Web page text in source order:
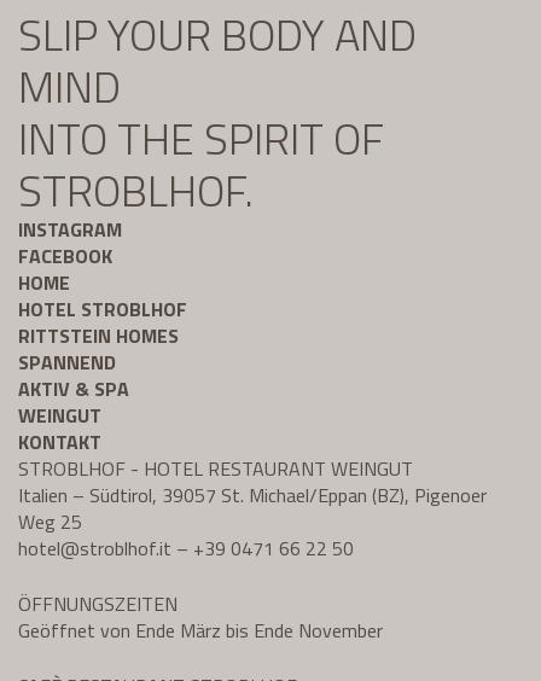
SLIP YOUR BODY AND
MIND
INTO THE SPIRIT OF
STROBLHOF.
INSTAGRAM
FACEBOOK
HOME
HOTEL STROBLHOF
RITTSTEIN HOMES
SPANNEND
AKTIV & SPA
WEINGUT
KONTAKT
STROBLHOF - HOTEL RESTAURANT WEINGUT
Italien – Südtirol, 39057 St. Michael/Eppan (BZ), Pigenoer
Weg 25
hotel@stroblhof.it – +39 0471 66 22 50
ÖFFNUNGSZEITEN
Geöffnet von Ende März bis Ende November